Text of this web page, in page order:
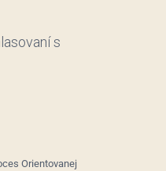
s
Orientovanej